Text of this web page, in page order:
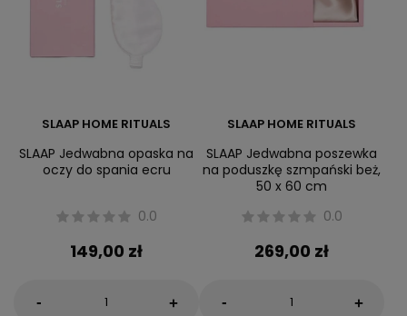
SLAAP HOME RITUALS
SLAAP Jedwabna opaska na
oczy do spania ecru
0.0
149,00 zł
- +
SLAAP HOME RITUALS
SLAAP Jedwabna poszewka
na poduszkę szmpański beż,
50 x 60 cm
0.0
269,00 zł
- +